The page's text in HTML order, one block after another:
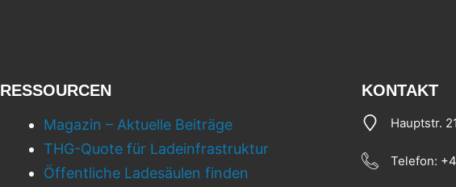
RESSOURCEN
Magazin – Aktuelle Beiträge
THG-Quote für Ladeinfrastruktur
Öffentliche Ladesäulen finden
KONTAKT
Hauptstr.
Telefon: